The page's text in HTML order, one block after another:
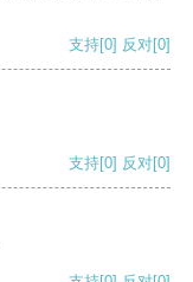
支持[0] 反对[0]
支持[0] 反对[0]